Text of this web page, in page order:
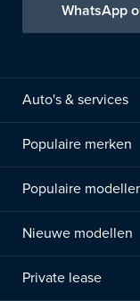
WhatsApp
Auto's & services
Populaire merken
Populaire
Nieuwe modellen
Private lease